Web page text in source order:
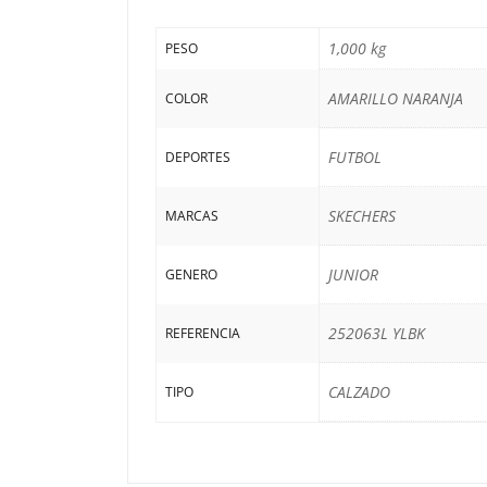
PESO 1,000 kg
COLOR AMARILLO NARANJA
DEPORTES FUTBOL
MARCAS SKECHERS
GENERO JUNIOR
REFERENCIA 252063L YLBK
TIPO CALZADO